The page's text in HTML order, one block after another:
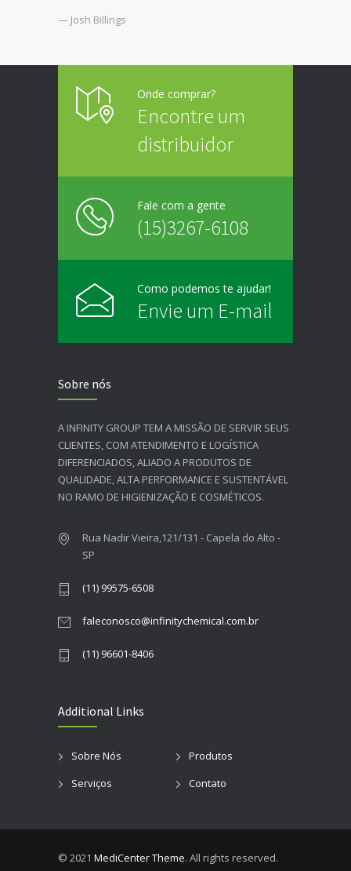
— Josh Billings
Onde comprar?
Encontre um
distribuidor
Fale com a gente
(15)3267-6108
Como podemos te ajudar!
Envie um E-mail
Sobre nós
A INFINITY GROUP TEM A MISSÃO DE SERVIR SEUS
CLIENTES, COM ATENDIMENTO E LOGÍSTICA
DIFERENCIADOS, ALIADO A PRODUTOS DE
QUALIDADE, ALTA PERFORMANCE E SUSTENTÁVEL
NO RAMO DE HIGIENIZAÇÃO E COSMÉTICOS.​
Rua Nadir Vieira,121/131 - Capela do Alto -
SP
(11) 99575-6508
faleconosco@infinitychemical.com.br
(11) 96601-8406
Additional Links
Sobre Nós
Produtos
Serviços
Contato
© 2021 MediCenter Theme. All rights reserved.